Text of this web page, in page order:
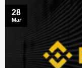
28
Mar